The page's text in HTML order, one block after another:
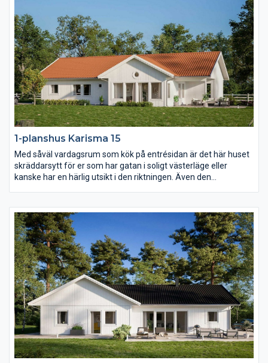
1-planshus Karisma 15
Med såväl vardagsrum som kök på entrésidan är det här huset
skräddarsytt för er som har gatan i soligt västerläge eller
kanske har en härlig utsikt i den riktningen. Även den
hållet. I övrigt har Karisma 15 en härlig öppen och ljusberikande
planlösning.